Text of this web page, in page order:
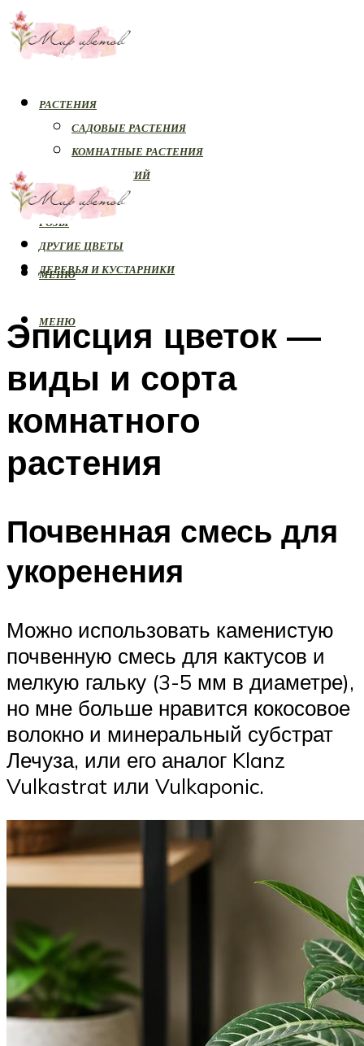
РАСТЕНИЯ
САДОВЫЕ РАСТЕНИЯ
КОМНАТНЫЕ РАСТЕНИЯ
БОЛЕЗНИ РАСТЕНИЙ
ОРХИДЕИ
РОЗЫ
ДРУГИЕ ЦВЕТЫ
ДЕРЕВЬЯ И КУСТАРНИКИ
МЕНЮ
МЕНЮ
Эписция цветок —
виды и сорта
комнатного
растения
Почвенная смесь для
укоренения
Можно использовать каменистую
почвенную смесь для кактусов и
мелкую гальку (3-5 мм в диаметре),
но мне больше нравится кокосовое
волокно и минеральный субстрат
Лечуза, или его аналог Klanz
Vulkastrat или Vulkaponic.